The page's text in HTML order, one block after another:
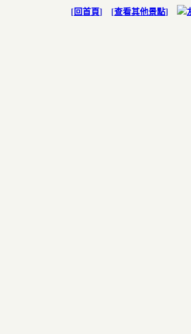
[ 回首頁] [查看其他景點]